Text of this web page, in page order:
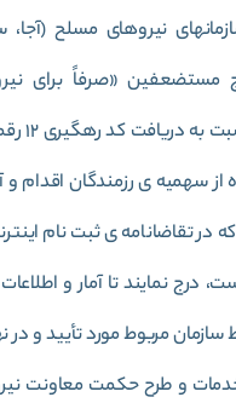
نیروهای مسلح (آجا،
مستضعفین «صرفاً برای
بسیجی)»
سهمیه ی رزمندگان اقدام و
در تقاضانامه ی ثبت نام
درج نمایند تا آمار و
مربوط مورد تأیید و در
و طرح حکمت معاونت